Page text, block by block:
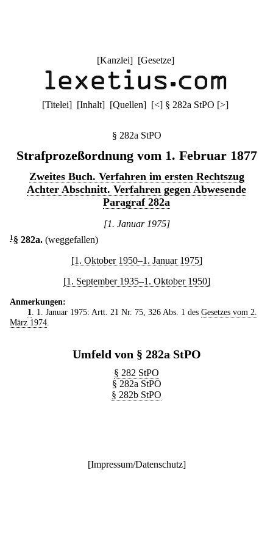
[Kanzlei] [Gesetze]
[Titelei] [Inhalt] [Quellen] [<] § 282a StPO [>]
§ 282a StPO
Strafprozeßordnung vom 1. Februar 1877
Zweites Buch. Verfahren im ersten Rechtszug
Achter Abschnitt. Verfahren gegen Abwesende
Paragraf 282a
[1. Januar 1975]
1 § 282a. (weggefallen)
[1. Oktober 1950–1. Januar 1975]
[1. September 1935–1. Oktober 1950]
Anmerkungen:
1
. 1. Januar 1975: Artt. 21 Nr. 75, 326 Abs. 1 des Gesetzes vom 2.
März 1974
Umfeld von § 282a StPO
§ 282 StPO
§ 282a StPO
§ 282b StPO
[Impressum/Datenschutz]